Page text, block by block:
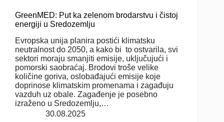
GreenMED: Put ka zelenom brodarstvu i čistoj
energiji u Sredozemlju
Evropska unija planira postići klimatsku
neutralnost do 2050, a kako bi to ostvarila, svi
sektori moraju smanjiti emisije, uključujući i
pomorski saobraćaj. Brodovi troše velike
količine goriva, oslobađajući emisije koje
doprinose klimatskim promenama i zagađuju
vazduh uz obale. Zagađenje je posebno
izraženo u Sredozemlju,…
30.08.2025